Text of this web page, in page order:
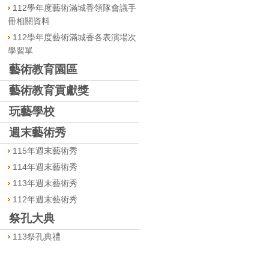
112學年度藝術滿城香領隊會議手
冊相關資料
112學年度藝術滿城香各表演場次
學習單
藝術教育園區
藝術教育貢獻獎
玩藝學校
週末藝術秀
115年週末藝術秀
114年週末藝術秀
113年週末藝術秀
112年週末藝術秀
祭孔大典
113祭孔典禮